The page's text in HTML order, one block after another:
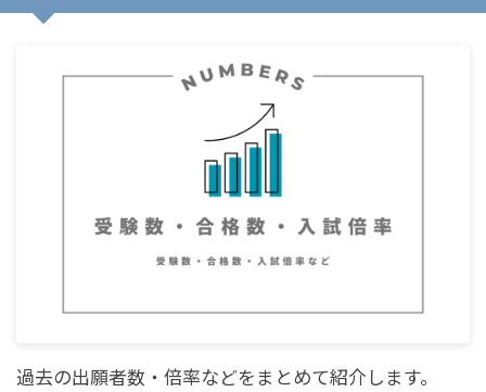
過去の出願者数・倍率などをまとめて紹介します。